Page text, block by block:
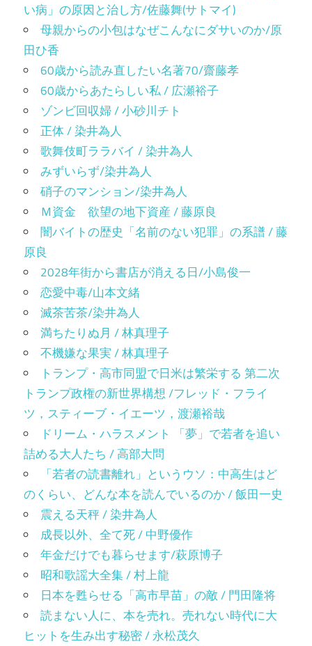
い病」の原因と治し方/佐藤舞(サトマイ)
母親からの小包はなぜこんなにダサいのか/原
田ひ香
60歳から読み直したい名著70/齋藤孝
60歳からあたらしい私 / 広瀬裕子
ゾンビ回収婦 / 小砂川チト
正体 / 染井為人
歌舞伎町ララバイ / 染井為人
みずいらず/染井為人
硝子のマンション/染井為人
Ｍ資金 欲望の地下資産 / 藤原良
闇バイトの歴史「名前のない犯罪」の系譜 / 藤
原良
2028年街から書店が消える日/小島俊一
恋愛中毒/山本文緒
滅茶苦茶/染井為人
満ちたりぬ月 / 林真理子
不機嫌な果実 / 林真理子
トランプ・高市同盟で日米は繁栄する 第二次
トランプ政権の新世界構想 /フレッド・フライ
ツ，スティーブ・イエーツ，渡瀬裕哉
ドリーム・ハラスメント 「夢」で若者を追い
詰める大人たち / 高部大問
「若者の読書離れ」というウソ：中高生はど
のくらい、どんな本を読んでいるのか / 飯田一史
震える天秤 / 染井為人
成長以外、全て死 / 中野優作
年金だけでも暮らせます/萩原博子
昭和歌謡大全集 / 村上龍
日本を甦らせる「高市早苗」の敵 / 門田隆将
読まない人に、本を売れ。売れない時代に大
ヒットを生み出す秘密 / 永松茂久